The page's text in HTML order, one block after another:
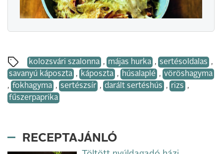
kolozsvári szalonna , májas hurka , sertésoldalas ,
savanyú káposzta , káposzta , húsalaplé , vöröshagyma
, fokhagyma , sertészsír , darált sertéshús , rizs ,
fűszerpaprika
RECEPTAJÁNLÓ